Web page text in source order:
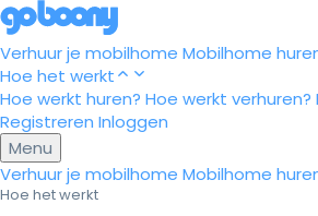
Verhuur je mobilhome Mobilhome
Hoe het werkt
Hoe werkt huren? Hoe werkt verhuren?
Registreren Inloggen
Menu
Verhuur je mobilhome Mobilhome
Hoe het werkt